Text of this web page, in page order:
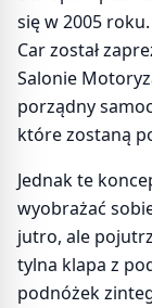
się w 2005
Car został
Salonie
porządny
które zostaną
Jednak te
wyobrażać
jutro, ale
tylna klapa z
podnóżek